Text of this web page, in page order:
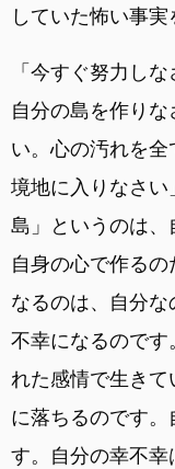
していた怖い事実
「今すぐ努力し
自分の島を作り
い。心の汚れを
境地に入りなさ
島」というのは
自身の心で作る
なるのは、自分
不幸になるので
れた感情で生き
に落ちるのです
す。自分の幸不